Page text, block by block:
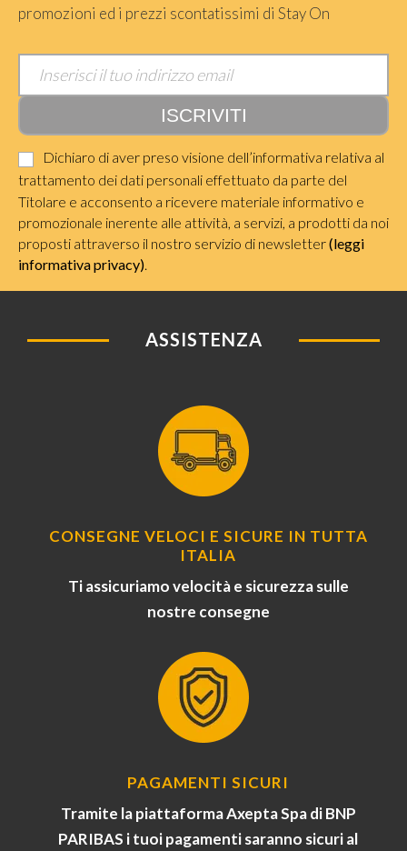
promozioni ed i prezzi scontatissimi di Stay On
Dichiaro di aver preso visione dell’informativa relativa al
trattamento dei dati personali effettuato da parte del
Titolare e acconsento a ricevere materiale informativo e
promozionale inerente alle attività, a servizi, a prodotti da noi
proposti attraverso il nostro servizio di newsletter(leggi
informativa privacy).
ASSISTENZA
CONSEGNE VELOCI E SICURE IN TUTTA
ITALIA
Ti assicuriamo velocità e sicurezza sulle
nostre consegne
PAGAMENTI SICURI
Tramite la piattaforma Axepta Spa di BNP
PARIBAS i tuoi pagamenti saranno sicuri al